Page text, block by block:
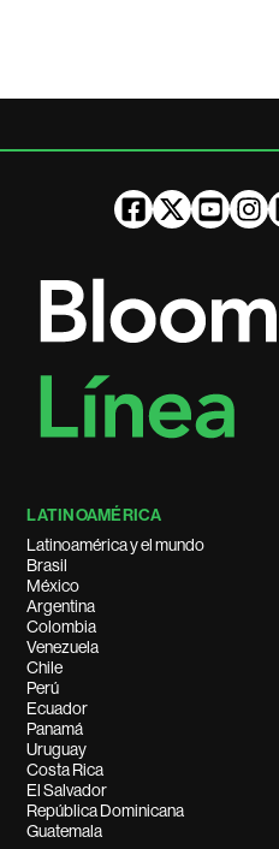
LATINOAMÉRICA
Latinoamérica y el mundo
Brasil
México
Argentina
Colombia
Venezuela
Chile
Perú
Ecuador
Panamá
Uruguay
Costa Rica
El Salvador
República Dominicana
Guatemala